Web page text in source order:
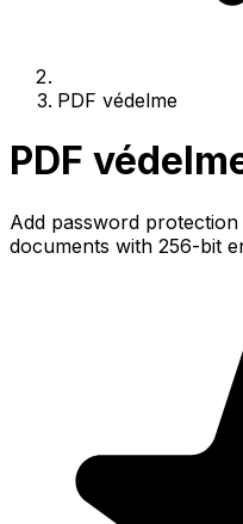
PDF védelme
PDF
Add password
documents with 256-bit